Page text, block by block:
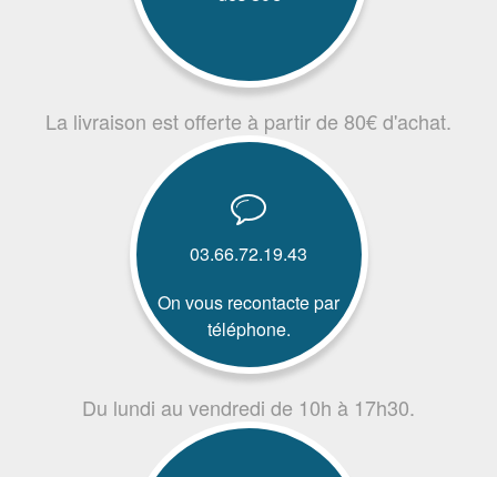
La livraison est offerte à partir de 80€ d'achat.
03.66.72.19.43
On vous recontacte par
téléphone.
Du lundi au vendredi de 10h à 17h30.